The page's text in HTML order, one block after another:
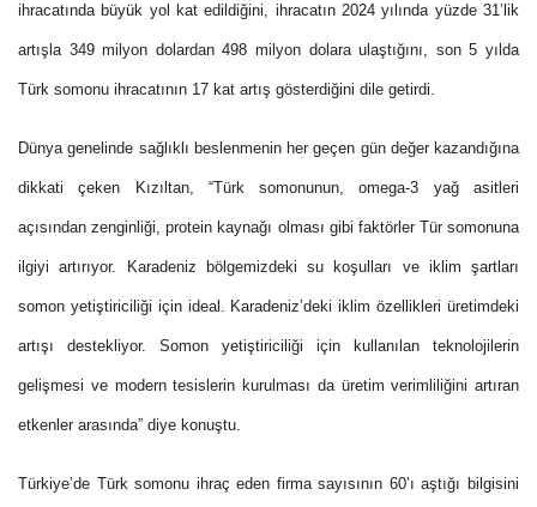
ihracatında büyük yol kat edildiğini, ihracatın 2024 yılında yüzde 31’lik
artışla 349 milyon dolardan 498 milyon dolara ulaştığını, son 5 yılda
Türk somonu ihracatının 17 kat artış gösterdiğini dile getirdi.
Dünya genelinde sağlıklı beslenmenin her geçen gün değer kazandığına
dikkati çeken Kızıltan, “Türk somonunun, omega-3 yağ asitleri
açısından zenginliği, protein kaynağı olması gibi faktörler Tür somonuna
ilgiyi artırıyor. Karadeniz bölgemizdeki su koşulları ve iklim şartları
somon yetiştiriciliği için ideal. Karadeniz’deki iklim özellikleri üretimdeki
artışı destekliyor. Somon yetiştiriciliği için kullanılan teknolojilerin
gelişmesi ve modern tesislerin kurulması da üretim verimliliğini artıran
etkenler arasında” diye konuştu.
Türkiye’de Türk somonu ihraç eden firma sayısının 60’ı aştığı bilgisini